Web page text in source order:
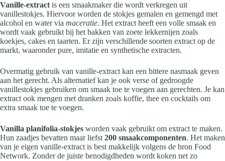
Vanille-extract is een smaakmaker die wordt verkregen uit
vanillestokjes. Hiervoor worden de stokjes gemalen en gemengd met
alcohol en water via maceratie. Het extract heeft een volle smaak en
wordt vaak gebruikt bij het bakken van zoete lekkernijen zoals
koekjes, cakes en taarten. Er zijn verschillende soorten extract op de
markt, waaronder pure, imitatie en synthetische extracten.
Overmatig gebruik van vanille-extract kan een bittere nasmaak geven
aan het gerecht. Als alternatief kan je ook verse of gedroogde
vanillestokjes gebruiken om smaak toe te voegen aan gerechten. Je kan
extract ook mengen met dranken zoals koffie, thee en cocktails om
extra smaak toe te voegen.
Vanilla planifolia-stokjes worden vaak gebruikt om extract te maken.
Hun zaadjes bevatten maar liefst 200 smaakcomponenten. Het maken
van je eigen vanille-extract is best makkelijk volgens de bron Food
Network. Zonder de juiste benodigdheden wordt koken net zo